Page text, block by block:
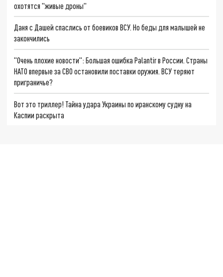
охотятся "живые дроны"
Даня с Дашей спаслись от боевиков ВСУ. Но беды для малышей не
закончились
"Очень плохие новости": Большая ошибка Palantir в России. Страны
НАТО впервые за СВО остановили поставки оружия. ВСУ теряют
приграничье?
Вот это триллер! Тайна удара Украины по иранскому судну на
Каспии раскрыта